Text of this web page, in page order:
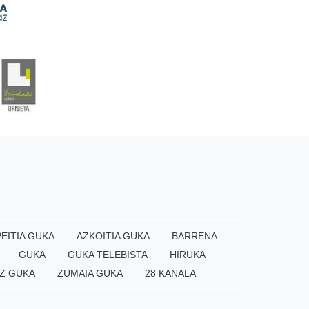
GUKA AZKOITIA GUKA
BARRENA
GUKA GUKA TELEBISTA
HIRUKA
GUKA ZUMAIA GUKA 28 KANALA